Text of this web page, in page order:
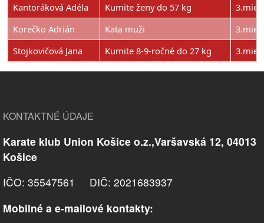
Kantoráková Adéla
Kumite ženy do 57 kg
Korečko Adrián
Kata muži
Stojkovičová Jana
Kumite 8-9-ročné do 27 kg
KONTAKTNÉ ÚDAJE
Karate klub Union Košice o.z.,Varšavská 12, 04013
Košice
IČO: 35547561 DIČ: 2021683937
Mobilné a e-mailové kontakty: